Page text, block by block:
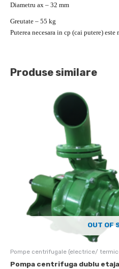
Diametru ax – 32 mm
Greutate – 55 kg
Puterea necesara in cp (cai putere)
Produse similare
OUT OF
Pompe centrifugale (electrice/
Pompa centrifuga dublu